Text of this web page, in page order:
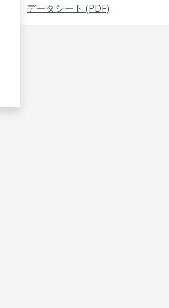
データシート (PDF)